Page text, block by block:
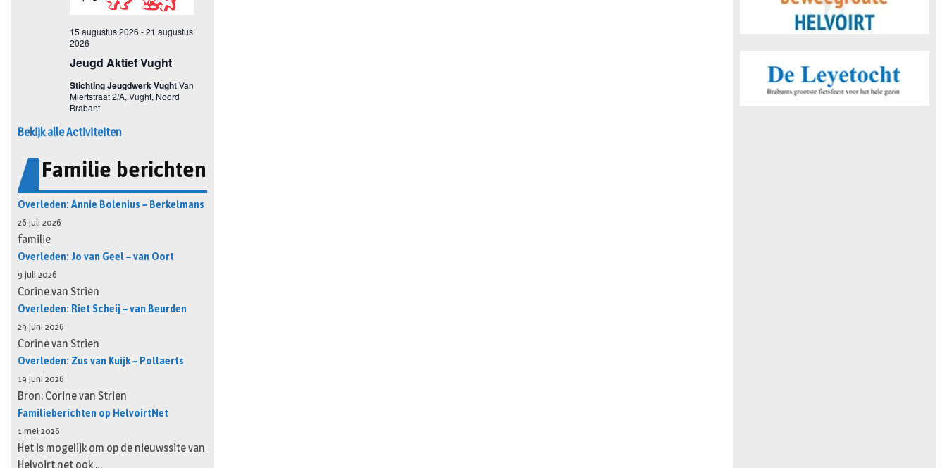
Bekijk alle Activiteiten
Familie berichten
Overleden: Annie Bolenius – Berkelmans
26 juli 2026
familie
Overleden: Jo van Geel – van Oort
9 juli 2026
Corine van Strien
Overleden: Riet Scheij – van Beurden
29 juni 2026
Corine van Strien
Overleden: Zus van Kuijk – Pollaerts
19 juni 2026
Bron: Corine van Strien
Familieberichten op HelvoirtNet
1 mei 2026
Het is mogelijk om op de nieuwssite van
Helvoirt.net ook …